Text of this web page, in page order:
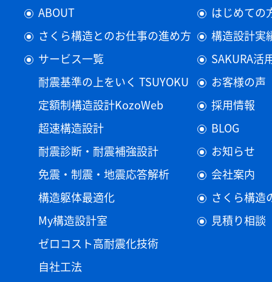
ABOUT
さくら構造とのお仕事の進め方
サービス一覧
耐震基準の上をいく TSUYOKU
定額制構造設計KozoWeb
超速構造設計
耐震診断・耐震補強設計
免震・制震・地震応答解析
構造躯体最適化
My構造設計室
ゼロコスト高耐震化技術
自社工法
はじめての
構造設計実
SAKURA活
お客様の声
採用情報
BLOG
お知らせ
会社案内
さくら構造
見積り相談